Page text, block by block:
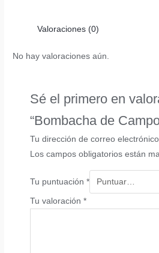
Valoraciones (0)
No hay valoraciones aún.
Sé el primero en
“Bombacha de
Tu dirección de correo
Los campos obligatorios están
Tu puntuación*
Tu valoración*